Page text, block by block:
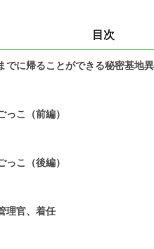
目次
でに帰ることができる秘密基地
っこ（前編）
っこ（後編）
理官、着任